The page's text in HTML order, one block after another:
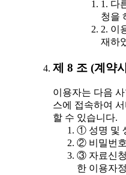
1. 다
청을
2. 이
재하
제 8 조 (계약
이용자는 다음
스에 접속하여
할 수 있습니다.
① 성명 및
② 비밀번호
③ 자료신청
한 이용자